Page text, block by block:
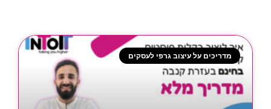
מדריכים על עיצוב גרפי לעסקים